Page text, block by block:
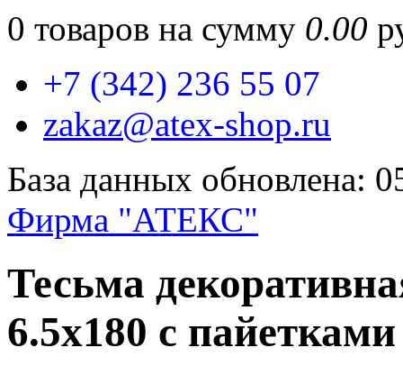
0 товаров на сумму 0.00
+7 (342) 236 55 07
zakaz@atex-shop.ru
База данных обновлена:
Фирма "АТЕКС"
Тесьма
6.5x180 с